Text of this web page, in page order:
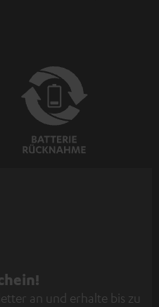
an und erhalte bis zu